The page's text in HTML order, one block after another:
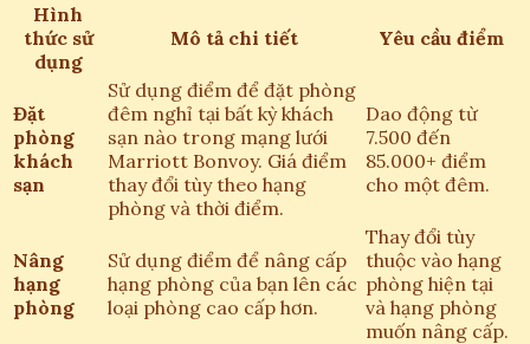
Hình
thức sử
dụng
Mô tả chi tiết Yêu cầu điểm
Đặt
phòng
khách
sạn
Sử dụng điểm để đặt phòng
đêm nghỉ tại bất kỳ khách
sạn nào trong mạng lưới
Marriott Bonvoy. Giá điểm
thay đổi tùy theo hạng
phòng và thời điểm.
Dao động từ
7.500 đến
85.000+ điểm
cho một đêm.
Nâng
hạng
phòng
Sử dụng điểm để nâng cấp
hạng phòng của bạn lên các
loại phòng cao cấp hơn.
Thay đổi tùy
thuộc vào hạng
phòng hiện tại
và hạng phòng
muốn nâng cấp.